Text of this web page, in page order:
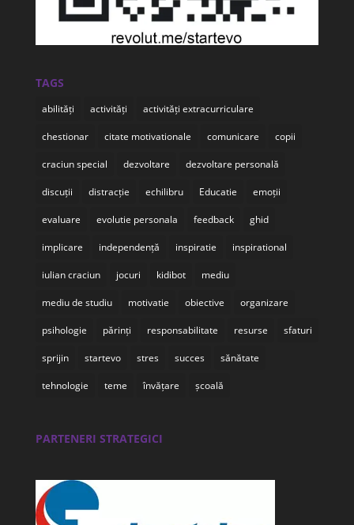
TAGS
abilități activități activități extracurriculare
chestionar citate motivationale comunicare copii
craciun special dezvoltare dezvoltare personală
discuții distracție echilibru Educatie emoții
evaluare evolutie personala feedback ghid
implicare independență inspiratie inspirational
iulian craciun jocuri kidibot mediu
mediu de studiu motivatie obiective organizare
psihologie părinți responsabilitate resurse sfaturi
sprijin startevo stres succes sănătate
tehnologie teme învățare școală
PARTENERI STRATEGICI